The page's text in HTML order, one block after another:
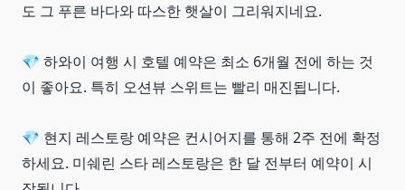
도 그 푸른 바다와 따스한 햇살이 그리워지네요.
💎 하와이 여행 시 호텔 예약은 최소 6개월 전에 하는 것
이 좋아요. 특히 오션뷰 스위트는 빨리 매진됩니다.
💎 현지 레스토랑 예약은 컨시어지를 통해 2주 전에 확정
하세요. 미쉐린 스타 레스토랑은 한 달 전부터 예약이 시